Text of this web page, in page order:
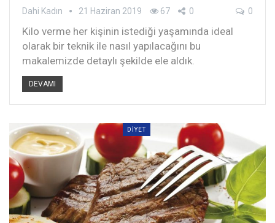
Dahi Kadın 21 Haziran 2019 67 0 0
Kilo verme her kişinin istediği yaşamında ideal
olarak bir teknik ile nasıl yapılacağını bu
makalemizde detaylı şekilde ele aldık.
DEVAMI
DIYET